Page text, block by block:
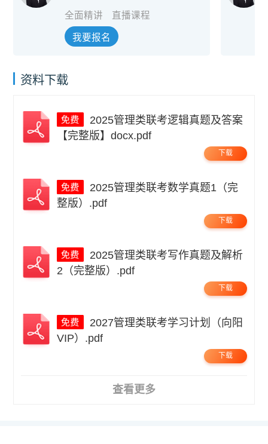
全面精讲 直播课程
我要报名
资料下载
【完整版】docx.pdf
下载
整版）.pdf
下载
2（完整版）.pdf
下载
VIP）.pdf
下载
查看更多